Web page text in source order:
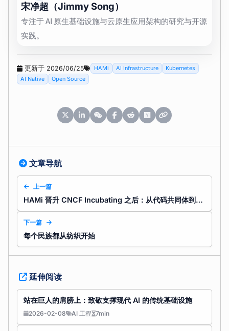
宋净超（Jimmy Song）
专注于 AI 原生基础设施与云原生应用架构的研究与开源
实践。
更新于 2026/06/25 HAMi AI Infrastructure
Kubernetes
AI Native
Open Source
文章导航
上一篇
HAMi 晋升 CNCF Incubating 之后：从代码共同体到共识网络
下一篇
每个民族都从纺织开始
延伸阅读
站在巨人的肩膀上：致敬支撑现代 AI 的传统基础设施
2026-02-08 AI 工程 7min